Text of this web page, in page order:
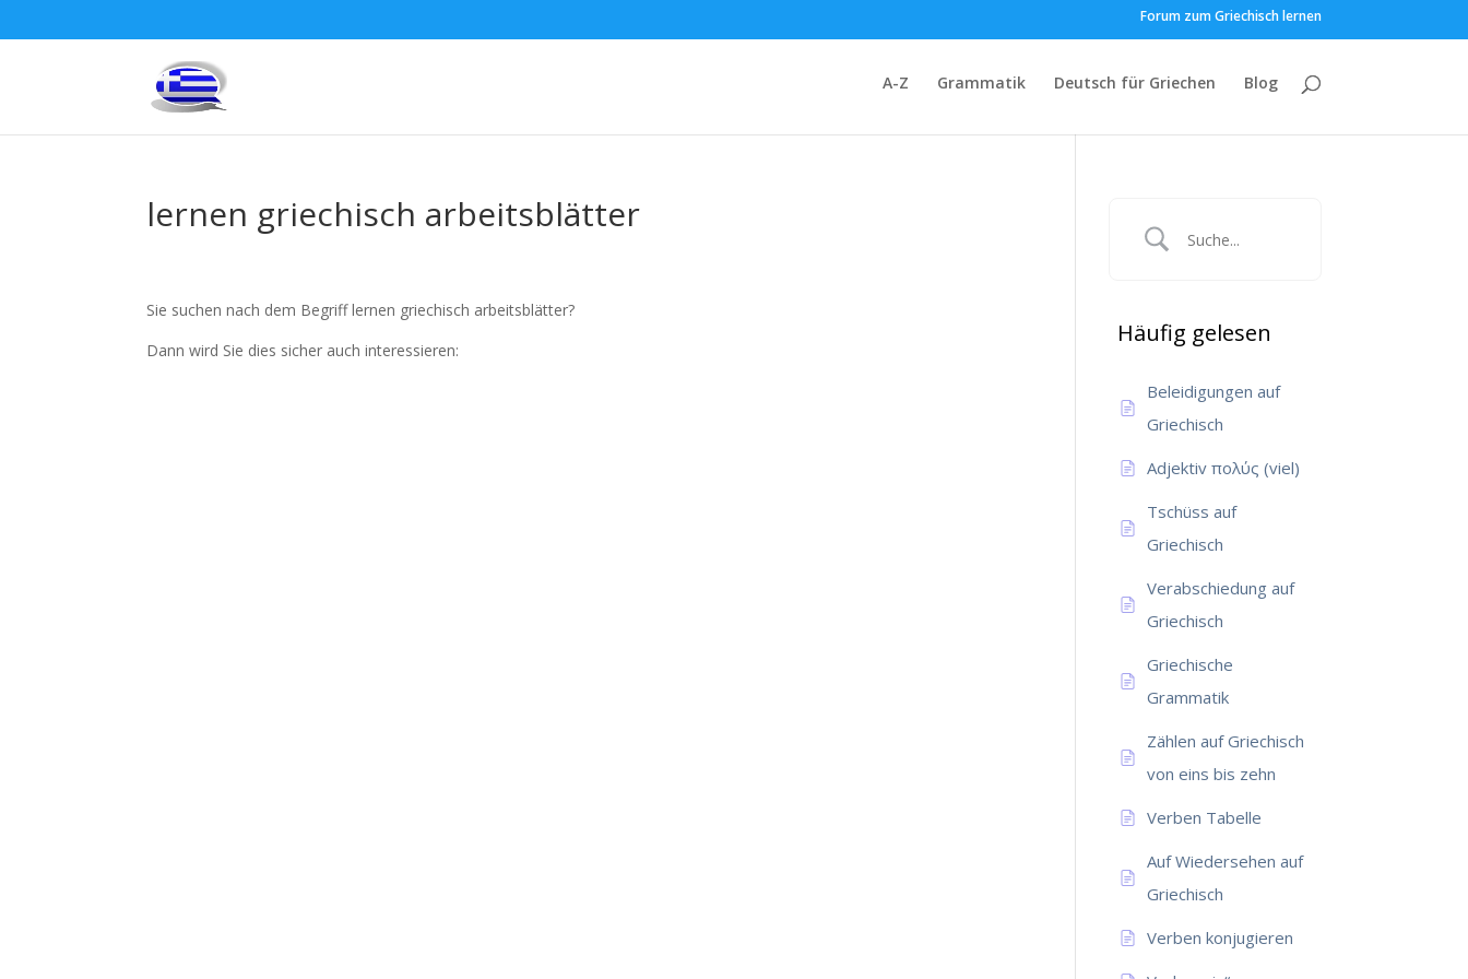
Forum zum Griechisch lernen
A-Z Grammatik Deutsch für Griechen Blog
lernen griechisch arbeitsblätter
Sie suchen nach dem Begriff lernen griechisch arbeitsblätter?
Dann wird Sie dies sicher auch interessieren:
Häufig gelesen
Beleidigungen auf
Griechisch
Adjektiv πολύς (viel)
Tschüss auf
Griechisch
Verabschiedung auf
Griechisch
Griechische
Grammatik
Zählen auf Griechisch
von eins bis zehn
Verben Tabelle
Auf Wiedersehen auf
Griechisch
Verben konjugieren